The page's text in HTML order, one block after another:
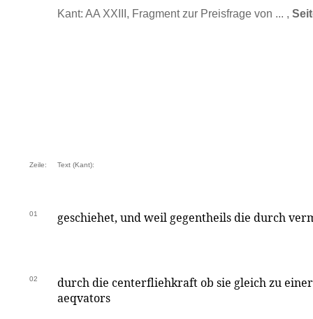
Kant: AA XXIII, Fragment zur Preisfrage von ... ,
Zeile: Text (Kant):
01 geschiehet, und weil gegentheils die durch
02
durch die centerfliehkraft ob sie gleich zu
aeqvators